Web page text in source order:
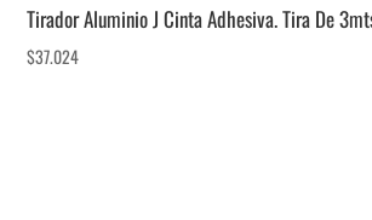
Tirador Aluminio J Cinta Adhesiva. Tira De
$37.024